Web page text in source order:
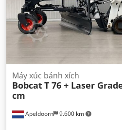
Apeldoorn 9.600 km
Máy xúc bánh xích
BobcatT 76 + Laser
cm